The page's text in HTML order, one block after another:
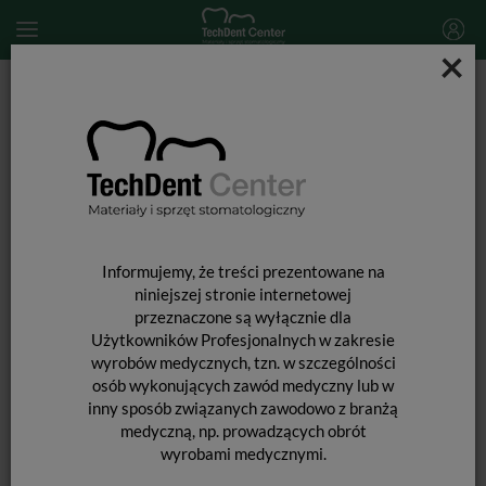
×
Informujemy, że treści prezentowane na
niniejszej stronie internetowej
przeznaczone są wyłącznie dla
Użytkowników Profesjonalnych w zakresie
wyrobów medycznych, tzn. w szczególności
osób wykonujących zawód medyczny lub w
inny sposób związanych zawodowo z branżą
medyczną, np. prowadzących obrót
wyrobami medycznymi.
Core-X Flow / 4,75g (samomieszająca strzykawka)